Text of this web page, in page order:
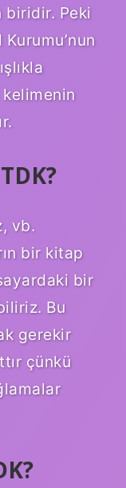
biridir. Peki
kelimenin
vb.
bir kitap
bir
Bu
gerekir
çünkü